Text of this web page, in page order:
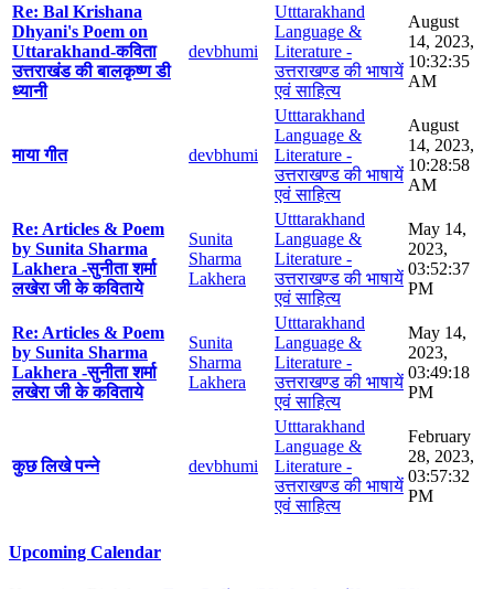
Re: Bal Krishana
Dhyani's Poem on
Uttarakhand-कविता
उत्तराखंड की बालकृष्ण डी
ध्यानी
devbhumi
Utttarakhand
Language &
Literature -
उत्तराखण्ड की भाषायें
एवं साहित्य
August
14, 2023,
10:32:35
AM
माया गीत devbhumi
Utttarakhand
Language &
Literature -
उत्तराखण्ड की भाषायें
एवं साहित्य
August
14, 2023,
10:28:58
AM
Re: Articles & Poem
by Sunita Sharma
Lakhera -सुनीता शर्मा
लखेरा जी के कविताये
Sunita
Sharma
Lakhera
Utttarakhand
Language &
Literature -
उत्तराखण्ड की भाषायें
एवं साहित्य
May 14,
2023,
03:52:37
PM
Re: Articles & Poem
by Sunita Sharma
Lakhera -सुनीता शर्मा
लखेरा जी के कविताये
Sunita
Sharma
Lakhera
Utttarakhand
Language &
Literature -
उत्तराखण्ड की भाषायें
एवं साहित्य
May 14,
2023,
03:49:18
PM
कुछ लिखे पन्ने devbhumi
Utttarakhand
Language &
Literature -
उत्तराखण्ड की भाषायें
एवं साहित्य
February
28, 2023,
03:57:32
PM
Upcoming Calendar